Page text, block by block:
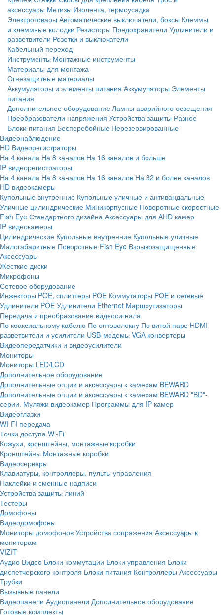
аксессуары Метизы Изолента, термоусадка
Электротовары Автоматические выключатели, боксы Клеммы
и клеммные колодки Резисторы Предохранители Удлинители и
разветвители Розетки и выключатели
Кабельный переход
Инструменты Монтажные инструменты
Материалы для монтажа
Огнезащитные материалы
Аккумуляторы и элементы питания Аккумуляторы Элементы
питания
Дополнительное оборудование Лампы аварийного освещения
Преобразователи напряжения Устройства защиты Разное
Блоки питания Бесперебойные Нерезервированные
Видеонаблюдение
HD Видеорегистраторы
На 4 канала На 8 каналов На 16 каналов и больше
IP видеорегистраторы
На 4 канала На 8 каналов На 16 каналов На 32 и более каналов
HD видеокамеры
Купольные внутренние Купольные уличные и антивандальные
Уличные цилиндрические Миникорпусные Поворотные скоростные
Fish Eye Стандартного дизайна Аксессуары для AHD камер
IP видеокамеры
Цилиндрические Купольные внутренние Купольные уличные
Малогабаритные Поворотные Fish Eye Взрывозащищенные
Аксессуары
Жесткие диски
Микрофоны
Сетевое оборудование
Инжекторы POE, сплиттеры POE Коммутаторы POE и сетевые
Удлинители POE Удлинители Ethernet Маршрутизаторы
Передача и преобразование видеосигнала
По коаксиальному кабелю По оптоволокну По витой паре HDMI
разветвители и усилители USB-модемы VGA конвертеры
Видеопередатчики и видеоусилители
Мониторы
Мониторы LED/LCD
Дополнительное оборудование
Дополнительные опции и аксессуары к камерам BEWARD
Дополнительные опции и аксессуары к камерам BEWARD "BD"-
серии. Муляжи видеокамер Программы для IP камер
Видеоглазки
WI-FI передача
Точки доступа Wi-Fi
Кожухи, кронштейны, монтажные коробки
Кронштейны Монтажные коробки
Видеосерверы
Клавиатуры, контроллеры, пульты управления
Наклейки и сменные надписи
Устройства защиты линий
Тестеры
Домофоны
Видеодомофоны
Мониторы домофонов Устройства сопряжения Аксессуары к
мониторам
VIZIT
Аудио Видео Блоки коммутации Блоки управления Блоки
диспетчерского контроля Блоки питания Контроллеры Аксессуары
Трубки
Вызывные панели
Видеопанели Аудиопанели Дополнительное оборудование
Готовые комплекты